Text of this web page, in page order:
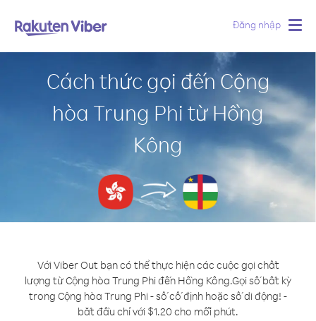
Đăng nhập
Cách thức gọi đến Cộng
hòa Trung Phi từ Hồng
Kông
Với Viber Out bạn có thể thực hiện các cuộc gọi chất
lượng từ Cộng hòa Trung Phi đến Hồng Kông.Gọi số bất kỳ
trong Cộng hòa Trung Phi - số cố định hoặc số di động! -
bắt đầu chỉ với $1.20 cho mỗi phút.